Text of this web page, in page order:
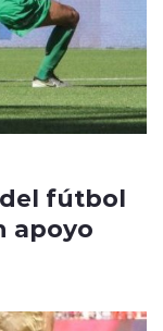
del fútbol
apoyo